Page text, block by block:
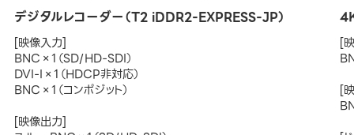
デジタルレコーダー（T2 iDDR2-EXPRESS-JP）
[映像入力]
BNC×1（SD/HD-SDI）
DVI-I×1（HDCP非対応）
BNC×1（コンポジット）
[映像出力]
[
[